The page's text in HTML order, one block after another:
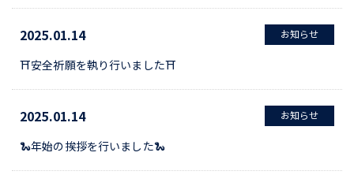
2025.01.14 お知らせ
⛩安全祈願を執り行いました⛩
2025.01.14 お知らせ
🐍年始の挨拶を行いました🐍